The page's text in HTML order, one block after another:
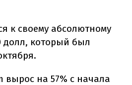
к своему абсолютному
долл, который был
вырос на 57% с начала